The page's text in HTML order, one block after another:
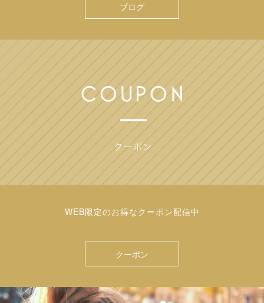
ブログ
WEB限定のお得なクーポン配信中
クーポン